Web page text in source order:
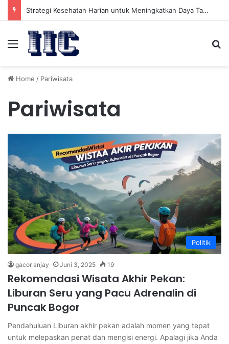
Strategi Kesehatan Harian untuk Meningkatkan Daya Tahan Tubuh dalam Beraktivitas
Menu
Home / Pariwisata
Pariwisata
Politik
gacor anjay Juni 3, 2025 19
Rekomendasi Wisata Akhir Pekan:
Liburan Seru yang Pacu Adrenalin di
Puncak Bogor
Pendahuluan Liburan akhir pekan adalah momen yang tepat
untuk melepaskan penat dan mengisi energi. Apalagi jika Anda